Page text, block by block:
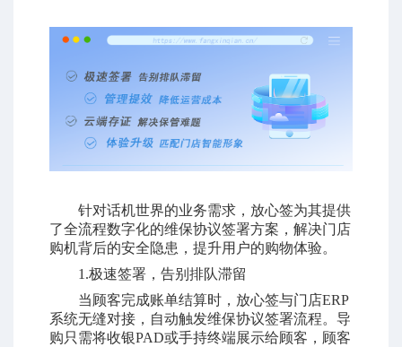
针对话机世界的业务需求，放心签为其提供
了全流程数字化的维保协议签署方案，解决门店
购机背后的安全隐患，提升用户的购物体验。
1.极速签署，告别排队滞留
当顾客完成账单结算时，放心签与门店ERP
系统无缝对接，自动触发维保协议签署流程。导
购只需将收银PAD或手持终端展示给顾客，顾客